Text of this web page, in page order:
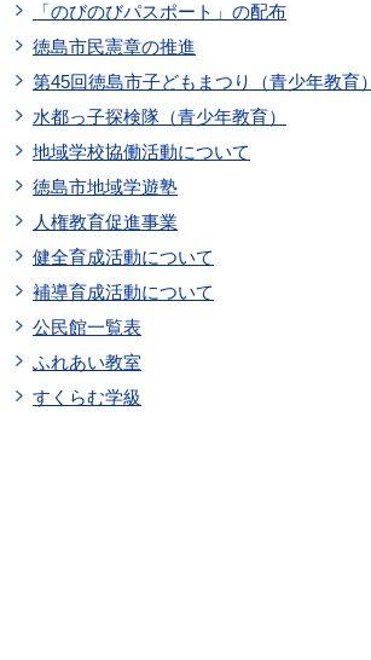
「のびのびパスポート」の配布
徳島市民憲章の推進
第45回徳島市子どもまつり（青少年教育）
水都っ子探検隊（青少年教育）
地域学校協働活動について
徳島市地域学遊塾
人権教育促進事業
健全育成活動について
補導育成活動について
公民館一覧表
ふれあい教室
すくらむ学級